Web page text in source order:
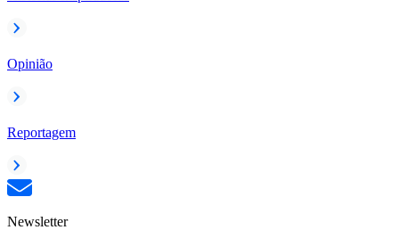
Opinião
Reportagem
Newsletter